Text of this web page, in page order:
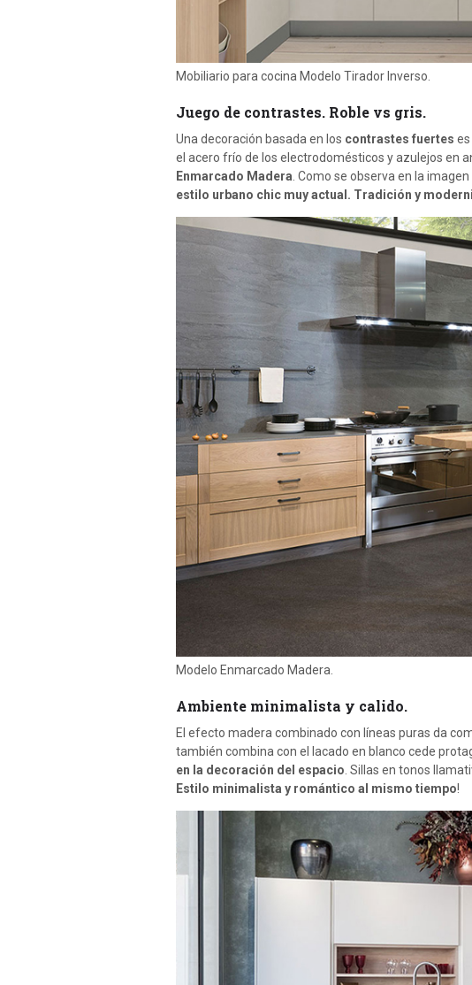
Mobiliario para cocina Modelo Tirador Inverso.
Juego de contrastes. Roble vs gris.
Una decoración basada en los contrastes fuertes
el acero frío de los electrodomésticos y azulejos en
Enmarcado Madera. Como se observa en la
estilo urbano chic muy actual. Tradición y
Modelo Enmarcado Madera.
Ambiente minimalista y calido.
El efecto madera combinado con líneas puras da
también combina con el lacado en blanco cede
en la decoración del espacio . Sillas en tonos
Estilo minimalista y romántico al mismo tiempo!